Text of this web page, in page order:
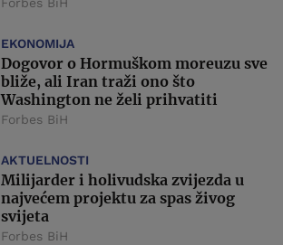
EKONOMIJA
Dogovor o Hormuškom moreuzu sve
bliže, ali Iran traži ono što
Washington ne želi prihvatiti
Forbes BiH
AKTUELNOSTI
Milijarder i holivudska zvijezda u
najvećem projektu za spas živog
svijeta
Forbes BiH